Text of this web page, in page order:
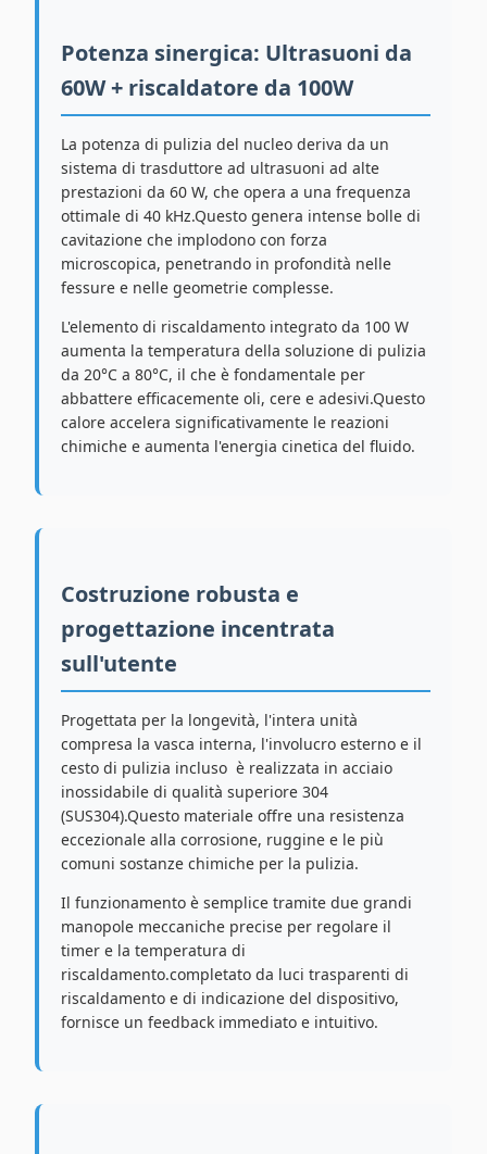
Potenza sinergica: Ultrasuoni da
60W + riscaldatore da 100W
La potenza di pulizia del nucleo deriva da un
sistema di trasduttore ad ultrasuoni ad alte
prestazioni da 60 W, che opera a una frequenza
ottimale di 40 kHz.Questo genera intense bolle di
cavitazione che implodono con forza
microscopica, penetrando in profondità nelle
fessure e nelle geometrie complesse.
L'elemento di riscaldamento integrato da 100 W
aumenta la temperatura della soluzione di pulizia
da 20°C a 80°C, il che è fondamentale per
abbattere efficacemente oli, cere e adesivi.Questo
calore accelera significativamente le reazioni
chimiche e aumenta l'energia cinetica del fluido.
Costruzione robusta e
progettazione incentrata
sull'utente
Progettata per la longevità, l'intera unità 
compresa la vasca interna, l'involucro esterno e il
cesto di pulizia incluso  è realizzata in acciaio
inossidabile di qualità superiore 304
(SUS304).Questo materiale offre una resistenza
eccezionale alla corrosione, ruggine e le più
comuni sostanze chimiche per la pulizia.
Il funzionamento è semplice tramite due grandi
manopole meccaniche precise per regolare il
timer e la temperatura di
riscaldamento.completato da luci trasparenti di
riscaldamento e di indicazione del dispositivo,
fornisce un feedback immediato e intuitivo.